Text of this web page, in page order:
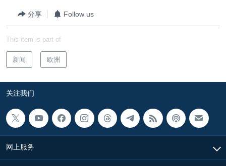
埃博拉疫情
重要讲话与声明
南中国海争端
关注西藏
关注新疆
GEN Z 看美国
分享 Follow us
This item is part of
新闻 欧洲
关注我们
网上服务